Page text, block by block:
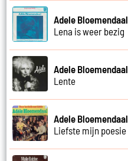
Adele Bloemendaal
Lena is weer bezig
Adele Bloemendaal
Lente
Adele Bloemendaal
Liefste mijn poesie